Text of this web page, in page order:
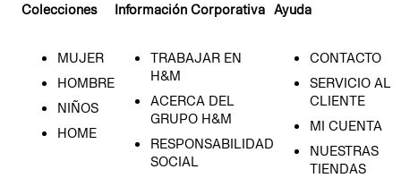
Colecciones
MUJER
HOMBRE
NIÑOS
HOME
Información Corporativa
TRABAJAR EN
H&M
ACERCA DEL
GRUPO H&M
RESPONSABILIDAD
SOCIAL
Ayuda
CONTACTO
SERVICIO AL
CLIENTE
MI CUENTA
NUESTRAS
TIENDAS